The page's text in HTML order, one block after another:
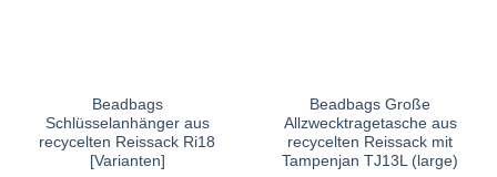
Beadbags
Schlüsselanhänger aus
recycelten Reissack Ri18
[Varianten]
Beadbags Große
Allzwecktragetasche aus
recycelten Reissack mit
Tampenjan TJ13L (large)